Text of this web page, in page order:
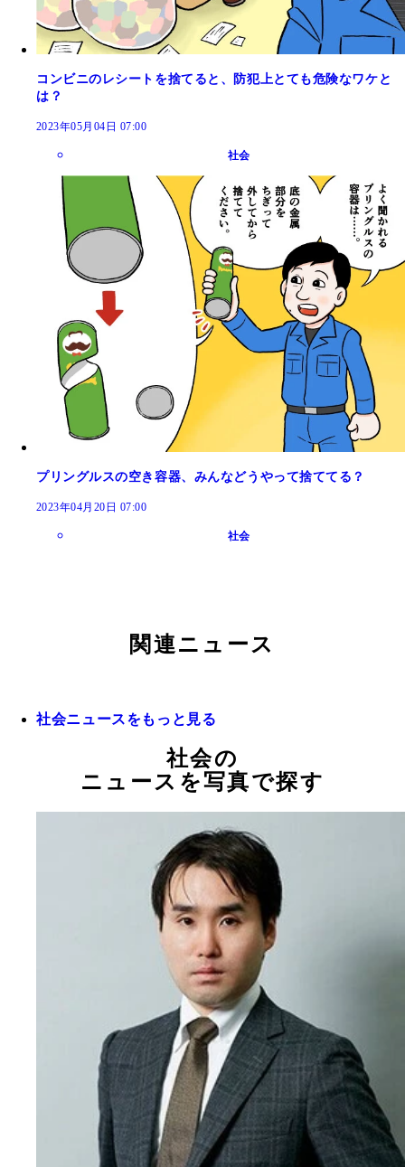
コンビニのレシートを捨てると、防犯上とても危険なワケと
は？
2023年05月04日 07:00
社会
プリングルスの空き容器、みんなどうやって捨ててる？
2023年04月20日 07:00
社会
関連ニュース
社会ニュースをもっと見る
社会の
ニュースを写真で探す